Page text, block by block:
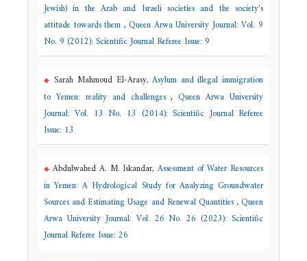
Jewish) in the Arab and Israeli societies and the society's
attitude towards them ,Queen Arwa University Journal: Vol. 9
No. 9 (2012): Scientific Journal Referee Issue: 9
Sarah Mahmoud El-Arasy,Asylum and illegal immigration
to Yemen: reality and challenges,Queen Arwa University
Journal: Vol. 13 No. 13 (2014): Scientific Journal Referee
Issue: 13
Abdulwahed A. M. Iskandar,Assessment of Water Resources
in Yemen: A Hydrological Study for Analyzing Groundwater
Sources and Estimating Usage and Renewal Quantities,Queen
Arwa University Journal: Vol. 26 No. 26 (2023): Scientific
Journal Referee Issue: 26